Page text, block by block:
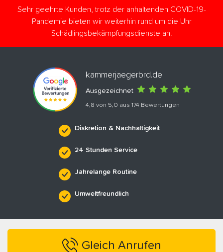
Sehr geehrte Kunden, trotz der anhaltenden COVID-19-
Pandemie bieten wir weiterhin rund um die Uhr
Schädlingsbekämpfungsdienste an.
kammerjaegerbrd.de
Ausgezeichnet
4,8 von 5,0 aus 174 Bewertungen
Diskretion & Nachhaltigkeit
24 Stunden Service
Jahrelange Routine
Umweltfreundlich
Gleich Anrufen